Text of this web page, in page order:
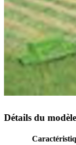
Détails du modèle